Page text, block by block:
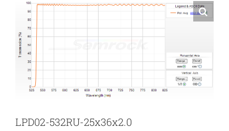
下载中心
新闻和活动
关于量感
联系我们
LPD02-532RU-25x36x2.0